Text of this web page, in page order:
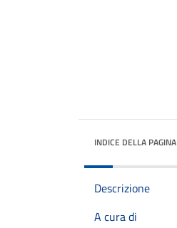
INDICE DELLA PAGINA
Descrizione
A cura di